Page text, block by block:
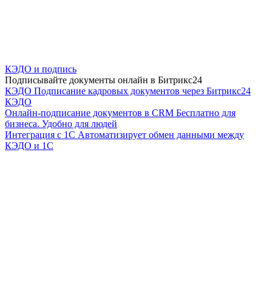
КЭДО и подпись
Подписывайте документы онлайн в Битрикс24
КЭДО Подписание кадровых документов через Битрикс24
КЭДО
Онлайн-подписание документов в CRM Бесплатно для
бизнеса. Удобно для людей
Интеграция с 1С Автоматизирует обмен данными между
КЭДО и 1С